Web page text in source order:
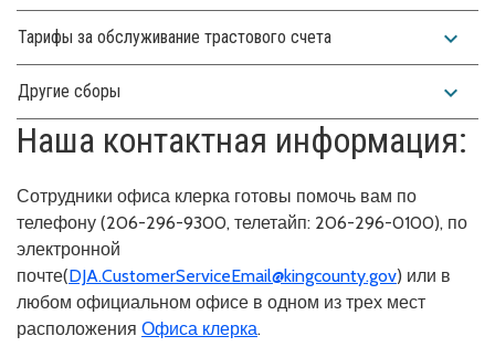
Тарифы за обслуживание трастового счета expand_more
Другие сборы expand_more
Наша контактная информация:
Сотрудники офиса клерка готовы помочь вам по
телефону (206-296-9300, телетайп: 206-296-0100), по
электронной
почте(DJA.CustomerServiceEmail@kingcounty.gov) или в
любом официальном офисе в одном из трех мест
расположения Офиса клерка.